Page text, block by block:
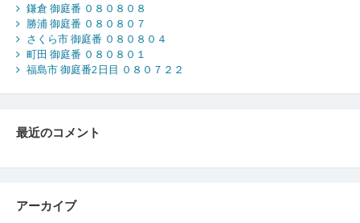
鎌倉 御庭番 ０８０８０８
勝浦 御庭番 ０８０８０７
さくら市 御庭番 ０８０８０４
町田 御庭番 ０８０８０１
福島市 御庭番2日目 ０８０７２２
最近のコメント
アーカイブ